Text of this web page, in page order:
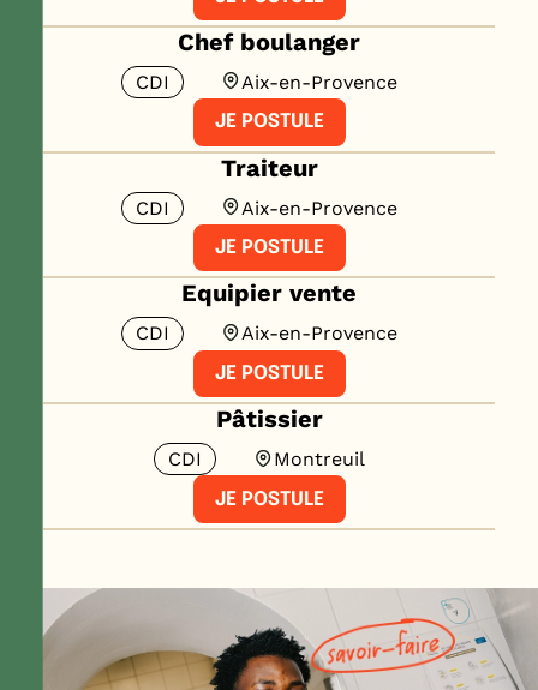
Chef boulanger
CDI Aix-en-Provence
JE POSTULE
Traiteur
CDI Aix-en-Provence
JE POSTULE
Equipier vente
CDI Aix-en-Provence
JE POSTULE
Pâtissier
CDI Montreuil
JE POSTULE